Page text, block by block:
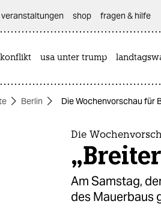
veranstaltungen shop fragen & hilfe
usa unter trump
Berlin Die Wochenvorschau für
Die
Am Samstag,
des Mauerbaus